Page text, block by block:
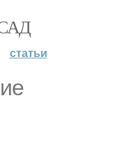
статьи